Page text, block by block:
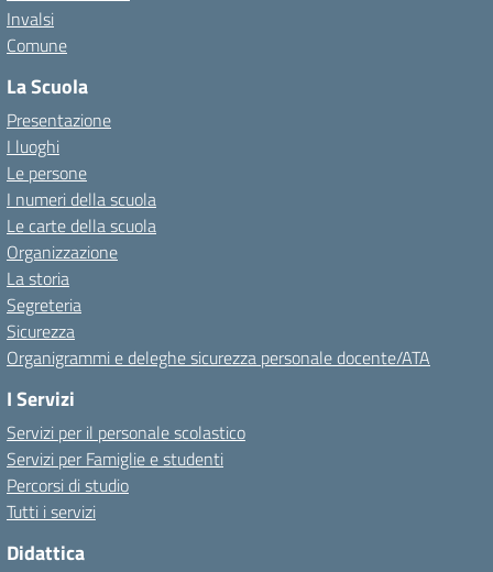
Invalsi
Comune
La Scuola
Presentazione
I luoghi
Le persone
I numeri della scuola
Le carte della scuola
Organizzazione
La storia
Segreteria
Sicurezza
Organigrammi e deleghe sicurezza personale docente/ATA
I Servizi
Servizi per il personale scolastico
Servizi per Famiglie e studenti
Percorsi di studio
Tutti i servizi
Didattica